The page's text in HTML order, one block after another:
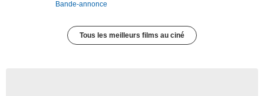
Bande-annonce
Tous les meilleurs films au ciné